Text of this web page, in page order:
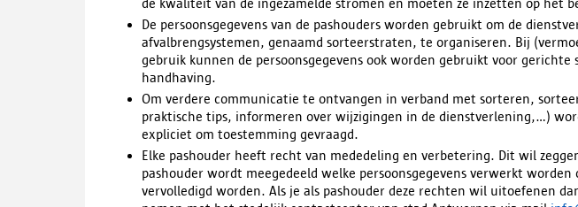
de kwaliteit van de ingezamelde stromen en moeten ze inzetten op het
De persoonsgegevens van de pashouders worden gebruikt om de
afvalbrengsystemen, genaamd sorteerstraten, te organiseren. Bij
gebruik kunnen de persoonsgegevens ook worden gebruikt voor gerichte
handhaving.
Om verdere communicatie te ontvangen in verband met sorteren,
praktische tips, informeren over wijzigingen in de dienstverlening,…)
expliciet om toestemming gevraagd.
Elke pashouder heeft recht van mededeling en verbetering. Dit wil
pashouder wordt meegedeeld welke persoonsgegevens verwerkt worden
vervolledigd worden. Als je als pashouder deze rechten wil uitoefenen